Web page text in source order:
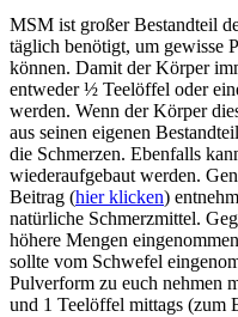
MSM ist großer Bestandteil
täglich benötigt, um gewisse
können. Damit der Körper
entweder ½ Teelöffel oder
werden. Wenn der Körper
aus seinen eigenen
die Schmerzen. Ebenfalls
wiederaufgebaut werden.
Beitrag (hier klicken)
natürliche Schmerzmittel.
höhere Mengen
sollte vom Schwefel
Pulverform zu euch nehmen
und 1 Teelöffel mittags (zum